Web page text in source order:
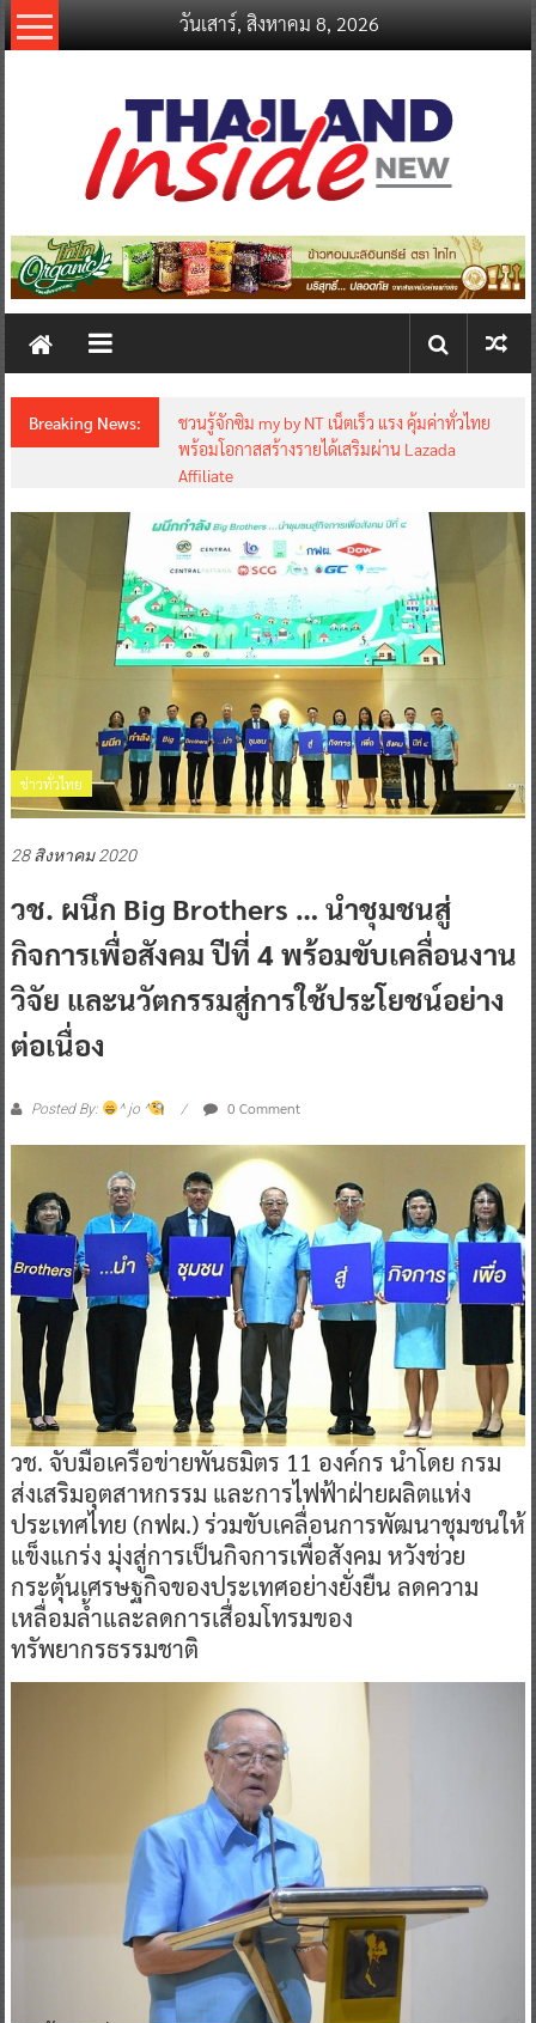
Skip
to
วันเสาร์, สิงหาคม 8, 2026
thailandinsidenew.com
Thailand
New
Breaking News:
ชวนรู้จักซิม my by NT เน็ตเร็ว แรง คุ้มค่าทั่วไทย
พร้อมโอกาสสร้างรายได้เสริมผ่าน Lazada
Affiliate
ข่าวทั่วไทย
28 สิงหาคม 2020
วช. ผนึก Big Brothers … นำชุมชนสู่
กิจการเพื่อสังคม ปีที่ 4 พร้อมขับเคลื่อนงาน
วิจัย และนวัตกรรมสู่การใช้ประโยชน์อย่าง
ต่อเนื่อง
Posted By: ^ jo ^ 0 Comment
วช. จับมือเครือข่ายพันธมิตร 11 องค์กร นำโดย กรม
ส่งเสริมอุตสาหกรรม และการไฟฟ้าฝ่ายผลิตแห่ง
ประเทศไทย (กฟผ.) ร่วมขับเคลื่อนการพัฒนาชุมชนให้
แข็งแกร่ง มุ่งสู่การเป็นกิจการเพื่อสังคม หวังช่วย
กระตุ้นเศรษฐกิจของประเทศอย่างยั่งยืน ลดความ
เหลื่อมล้ำและลดการเสื่อมโทรมของ
ทรัพยากรธรรมชาติ